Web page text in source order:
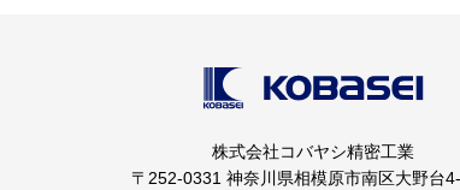
株式会社コバヤシ精密工業
〒252-0331 神奈川県相模原市南区大野台